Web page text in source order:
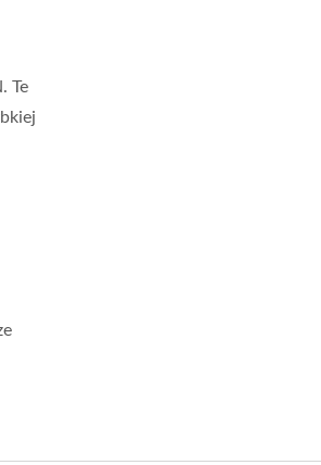
Te